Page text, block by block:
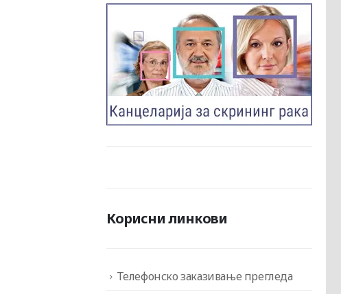
Корисни линкови
Телефонско заказивање прегледа